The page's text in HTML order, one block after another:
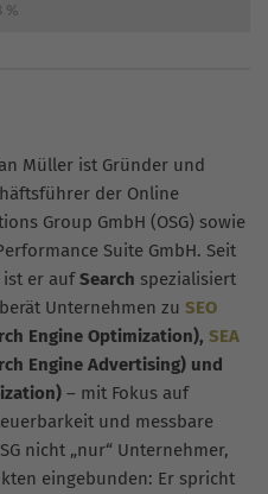
%
Müller ist Gründer und
der Online
Group GmbH (OSG) sowie
Suite GmbH. Seit
ist er aufSearch spezialisiert
Unternehmen zu SEO
Engine Optimization), SEA
Engine Advertising) und
– mit Fokus auf
und messbare
nicht „nur“ Unternehmer,
eingebunden: Er spricht